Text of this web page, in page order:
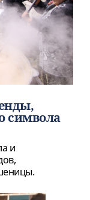
символа
и